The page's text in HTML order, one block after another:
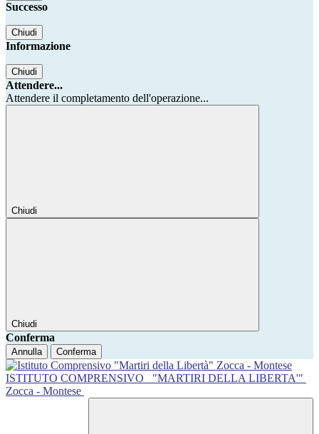
Successo
Chiudi
Informazione
Chiudi
Attendere...
Attendere il completamento dell'operazione...
Chiudi
Chiudi
Conferma
Annulla Conferma
ISTITUTO COMPRENSIVO
"MARTIRI DELLA LIBERTA'"
Zocca - Montese